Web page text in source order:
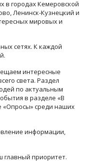
в городах Кемеровской
Ленинск-Кузнецкий и
мировых и
сетях. К каждой
интересные
света. Раздел
по актуальным
в разделе «В
среди наших
информации,
главный приоритет.